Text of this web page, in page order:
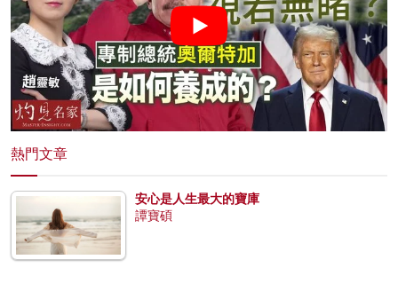
熱門文章
安心是人生最大的寶庫
譚寶碩